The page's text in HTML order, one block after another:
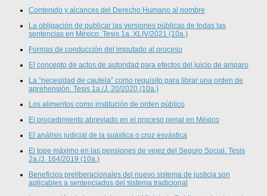
Contenido y alcances del Derecho Humano al nombre
La obligación de publicar las versiones públicas de todas las
sentencias en México. Tesis 1a. XLIV/2021 (10a.)
Formas de conducción del imputado al proceso
El concepto de actos de autoridad para efectos del juicio de amparo
La “necesidad de cautela” como requisito para librar una orden de
aprehensión. Tesis 1a./J. 20/2020 (10a.)
Los alimentos como institución de orden público
El procedimiento abreviado en el proceso penal en México
El análisis judicial de la suástica o cruz esvástica
El tope máximo en las pensiones de vejez del Seguro Social. Tesis
2a./J. 164/2019 (10a.)
Beneficios preliberacionales del nuevo sistema de justicia son
aplicables a sentenciados del sistema tradicional